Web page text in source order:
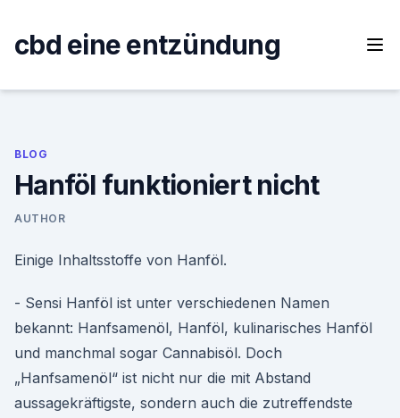
content
cbd eine entzündung
BLOG
Hanföl funktioniert nicht
AUTHOR
Einige Inhaltsstoffe von Hanföl.
- Sensi Hanföl ist unter verschiedenen Namen
bekannt: Hanfsamenöl, Hanföl, kulinarisches Hanföl
und manchmal sogar Cannabisöl. Doch
„Hanfsamenöl“ ist nicht nur die mit Abstand
aussagekräftigste, sondern auch die zutreffendste